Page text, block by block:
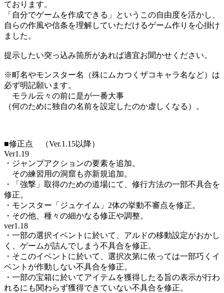
ております。
「自分でゲームを作成できる」というこの自由度を活かし、
自らの作風や信条を理解していただけるゲーム作りを心掛け
ました。
提示したい突っ込み箇所があれば適宜お聞かせください。
※町名やモンスター名（殊にムカつくザコキャラ名など）は
必ず明記願います。
モラル云々の前に是が一番大事
（何のために独自の名前を設定したのか虚しくなる）。
■修正点 （Ver.1.15以降）
Ver1.19
・ジャンプアクションの要素を追加。
その練習用の洞窟も亦新規追加。
・「強撃」取得のための道場にて、修行方法の一部不具合を
修正。
・モンスター「ジュケイム」2体の挙動不審点を修正。
・その他、種々の細かなる修正や調整。
ver1.18
・一部の選択イベントに於いて、アルドの移動設定がおかし
く、ゲームが詰んでしまう不具合を修正。
・そこのイベントに於いて、選択次第に依っては一部巧くイ
ベントが作動しない不具合を修正。
・一部の宝箱に於いてアイテムを獲得したる旨の表示が行わ
れるにも関わらず獲得できていない不具合を修正。